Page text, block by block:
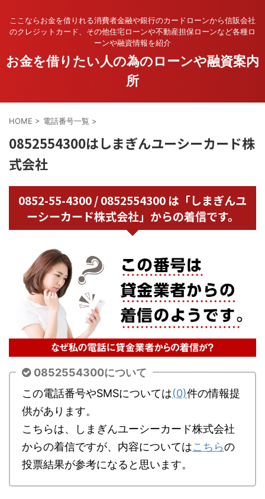
ここならお金を借りれる消費者金融や銀行のカードローンから信販会社
のクレジットカード、その他住宅ローンや不動産担保ローンなど各種ロ
ーンや融資情報を紹介
お金を借りたい人の為のローンや融資案内
所
HOME > 電話番号一覧 >
0852554300はしまぎんユーシーカード株
式会社
0852-55-4300 / 0852554300 は「しまぎんユ
ーシーカード株式会社」からの着信です。
0852554300について
この電話番号やSMSについては(0)件の情報提
供があります。
こちらは、しまぎんユーシーカード株式会社
からの着信ですが、内容についてはこちらの
投票結果が参考になると思います。